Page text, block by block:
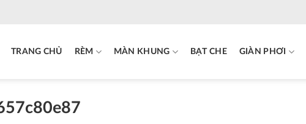
TRANG CHỦ RÈM MÀN KHUNG BẠT CHE GIÀN PHƠI